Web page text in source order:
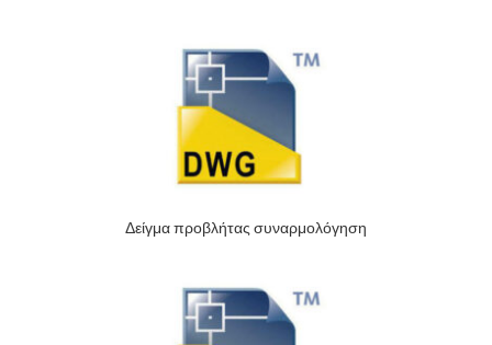
Δείγμα προβλήτας συναρμολόγηση